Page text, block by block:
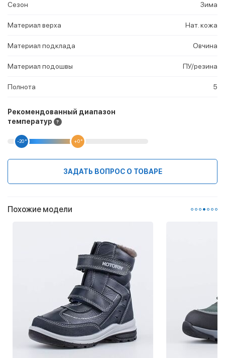
Сезон Зима
Материал верха Нат. кожа
Материал подклада Овчина
Материал подошвы ПУ/резина
Полнота 5
Рекомендованный диапазон
температур
-20 ° +0 °
ЗАДАТЬ ВОПРОС О ТОВАРЕ
Похожие модели